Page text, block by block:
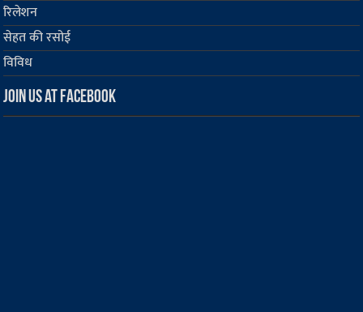
रिलेशन
सेहत की रसोई
विविध
Join us at Facebook